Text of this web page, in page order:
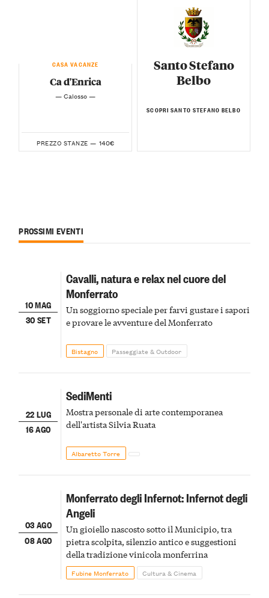
CASA VACANZE
Ca d'Enrica
— Calosso —
PREZZO STANZE — 140€
Santo Stefano
Belbo
SCOPRI SANTO STEFANO BELBO
PROSSIMI EVENTI
10 MAG
30 SET
Cavalli, natura e relax nel cuore del
Monferrato
Un soggiorno speciale per farvi gustare i sapori
e provare le avventure del Monferrato
Bistagno Passeggiate & Outdoor
22 LUG
16 AGO
SediMenti
Mostra personale di arte contemporanea
dell'artista Silvia Ruata
Albaretto Torre
03 AGO
08 AGO
Monferrato degli Infernot: Infernot degli
Angeli
Un gioiello nascosto sotto il Municipio, tra
pietra scolpita, silenzio antico e suggestioni
della tradizione vinicola monferrina
Fubine Monferrato Cultura & Cinema